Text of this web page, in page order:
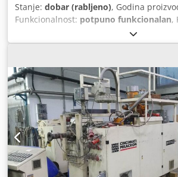
Stanje: dobar (rabljeno), Godina
Funkcionalnost: potpuno funkcionalan,
KMD90, prodaje se. Dodpfszr N T Ujx
u potpunosti funkcionalan i može se
mjesta. - C5 upravljački sustav - Godina
Po želji, uz mogućnost utovara,
dokumenata i još mnogo toga. Za sva
javite.